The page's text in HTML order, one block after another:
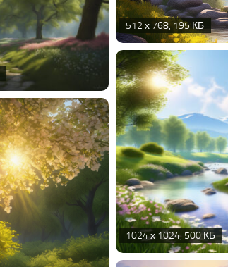
512 х 768, 195 КБ
1024 х 1024, 500 КБ